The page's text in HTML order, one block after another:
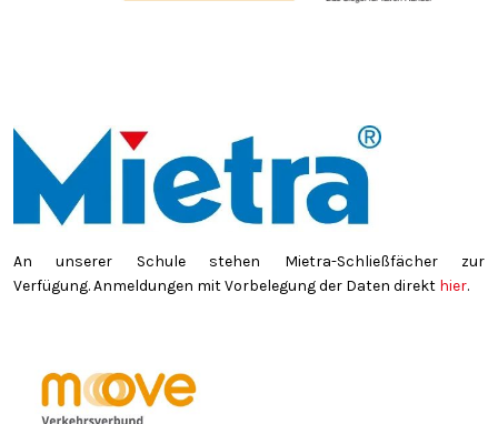
An unserer Schule stehen Mietra-Schließfächer zur
Verfügung. Anmeldungen mit Vorbelegung der Daten direkt hier.